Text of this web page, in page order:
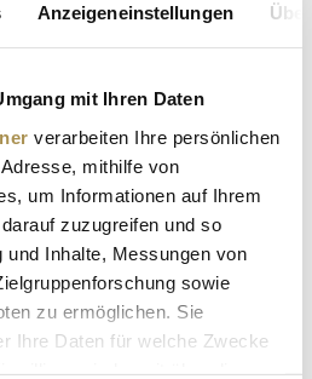
Anzeigeneinstellungen
mit Ihren Daten
verarbeiten Ihre persönlichen
mithilfe von
um Informationen auf Ihrem
zuzugreifen und so
und Inhalte, Messungen von
sowie
zu ermöglichen. Sie
Ihre Daten für welche Zwecke